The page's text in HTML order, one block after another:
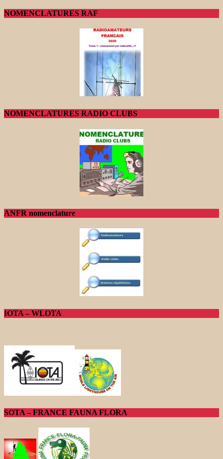
NOMENCLATURES RAF
NOMENCLATURES RADIO CLUBS
ANFR nomenclature
IOTA – WLOTA
SOTA – FRANCE FAUNA FLORA